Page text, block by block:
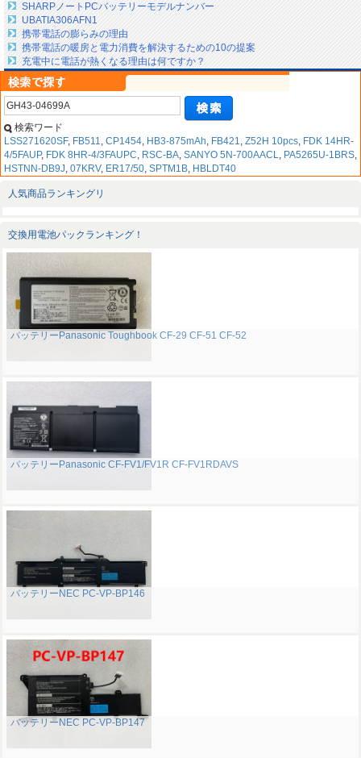
SHARPノートPCバッテリーモデルナンバー
UBATIA306AFN1
携帯電話の膨らみの理由
携帯電話の暖房と電力消費を解決するための10の提案
充電中に電話が熱くなる理由は何ですか？
検索ワード
LSS271620SF, FB511, CP1454, HB3-875mAh, FB421, Z52H 10pcs, FDK 14HR-
4/5FAUP, FDK 8HR-4/3FAUPC, RSC-BA, SANYO 5N-700AACL, PA5265U-1BRS,
HSTNN-DB9J, 07KRV, ER17/50, SPTM1B, HBLDT40
人気商品ランキングリ
交換用電池パックランキング！
バッテリーPanasonic Toughbook CF-29 CF-51 CF-52
バッテリーPanasonic CF-FV1/FV1R CF-FV1RDAVS
バッテリーNEC PC-VP-BP146
バッテリーNEC PC-VP-BP147